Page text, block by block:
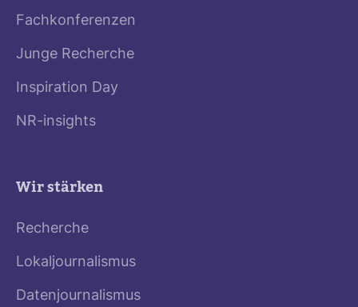
Fachkonferenzen
Junge Recherche
Inspiration Day
NR-insights
Wir stärken
Recherche
Lokaljournalismus
Datenjournalismus